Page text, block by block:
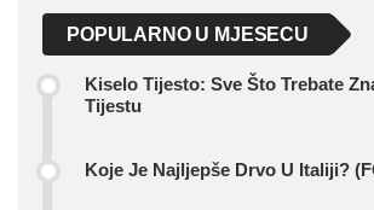
POPULARNO U MJESECU
Kiselo Tijesto: Sve Što Trebate
Tijestu
Koje Je Najljepše Drvo U Italiji?